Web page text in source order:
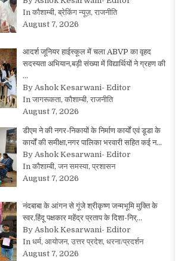
In कौशाम्बी, ब्रेकिंग न्यूज़, राजनीति
August 7, 2026
आदर्श जूनियर हाईस्कूल में चला ABVP का वृहद
सदस्यता अभियान,बड़ी संख्या में विद्यार्थियों ने ग्रहण की
…
By Ashok Kesarwani- Editor
In जागरूकता, कौशाम्बी, राजनीति
August 7, 2026
डीएम ने की नगर-निकायों के निर्माण कार्यों एवं डूडा के
कार्यों की समीक्षा,नगर पालिका भरवारी सहित कई न…
By Ashok Kesarwani- Editor
In कौशाम्बी, जन समस्या, प्रशासन
August 7, 2026
नंदबाबा के आंगन से गूंजे श्रीकृष्ण जन्मभूमि मुक्ति के
स्वर,हिंदू पक्षकार महेंद्र प्रताप के दिशा-निर्…
By Ashok Kesarwani- Editor
In धर्म, आयोजन, उत्तर प्रदेश, धरना/प्रदर्शन
August 7, 2026